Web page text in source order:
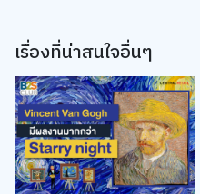
เรื่องที่น่าสนใจอื่นๆ